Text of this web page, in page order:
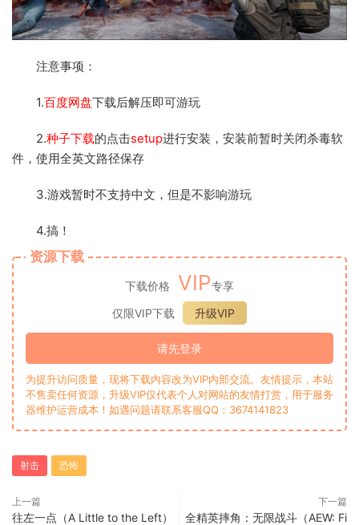
注意事项：
1.百度网盘下载后解压即可游玩
2.种子下载的点击setup进行安装，安装前暂时关闭杀毒软
件，使用全英文路径保存
3.游戏暂时不支持中文，但是不影响游玩
4.搞！
资源下载
下载价格 VIP专享
仅限VIP下载
升级VIP
请先登录
为提升访问质量，现将下载内容改为VIP内部交流。友情提示，本站
不售卖任何资源，升级VIP仅代表个人对网站的友情打赏，用于服务
器维护运营成本！如遇问题请联系客服QQ：3674141823
射击 恐怖
上一篇
往左一点（A Little to the Left）
下一篇
全精英摔角：无限战斗（AEW: Fi